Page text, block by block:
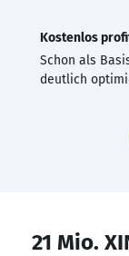
Kostenlos
Schon als
deutlich
21 Mio.